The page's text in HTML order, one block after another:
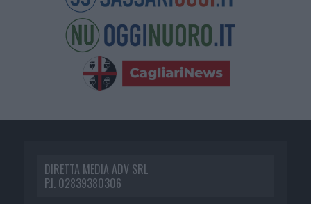
DIRETTA MEDIA ADV SRL
P.I. 02839380306